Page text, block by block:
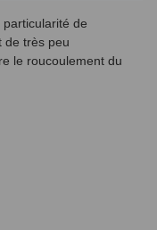
de
de très peu
le roucoulement du